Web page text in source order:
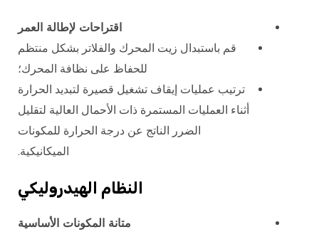
اقتراحات لإطالة العمر
قم باستبدال زيت المحرك والفلاتر بشكل منتظم
للحفاظ على نظافة المحرك؛
ترتيب عمليات إيقاف تشغيل قصيرة لتبديد الحرارة
أثناء العمليات المستمرة ذات الأحمال العالية لتقليل
الضرر الناتج عن درجة الحرارة للمكونات
الميكانيكية.
النظام الهيدروليكي
متانة المكونات الأساسية